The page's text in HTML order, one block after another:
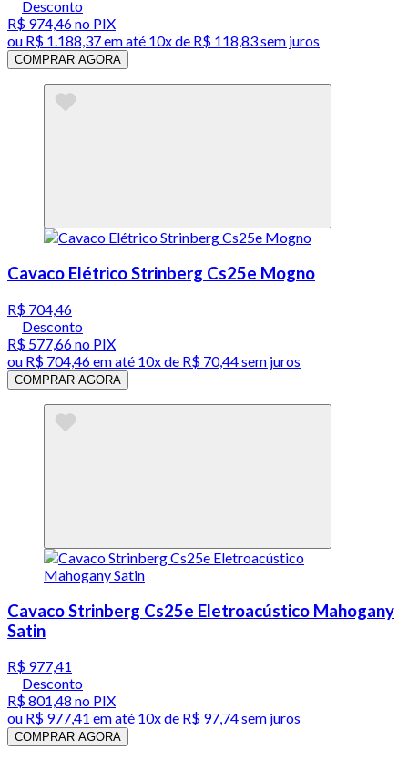
Desconto
R$ 974,46no PIX
ou R$ 1.188,37em até 10x de R$ 118,83 sem juros
COMPRAR AGORA
Cavaco Elétrico Strinberg Cs25e Mogno
R$ 704,46
Desconto
R$ 577,66no PIX
ou R$ 704,46em até 10x de R$ 70,44 sem juros
COMPRAR AGORA
Cavaco Strinberg Cs25e Eletroacústico Mahogany
Satin
R$ 977,41
Desconto
R$ 801,48 no PIX
ou R$ 977,41 em até 10x de R$ 97,74 sem juros
COMPRAR AGORA